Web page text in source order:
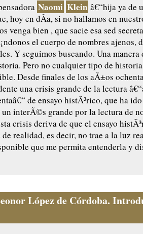
Naomi Klein â€“hija ya de
hoy en dÃ­a, si no hallamos en
venga bien , que sacie esa sed
el cuerpo de nombres ajenos,
Y seguimos buscando. Una manera
Pero no cualquier tipo de
Desde finales de los aÃ±os
una crisis grande de la lectura
de ensayo histÃ³rico, que ha
interÃ©s grande por la lectura de
crisis deriva de que el ensayo
realidad, es decir, no trae a la luz
que me permita entenderla y
López de Córdoba.